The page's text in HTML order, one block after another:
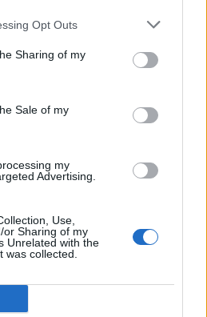
Opt Outs
Sharing of my
Sale of my
my
Advertising.
Use,
or Sharing of my
Unrelated with the
was collected.
τα θέματα των υποκλοπών
για να καταστεί η κλήση
όλα τα κόμματα της
σχετικό αίτημα, μιας
τα 2/5 των μελών της